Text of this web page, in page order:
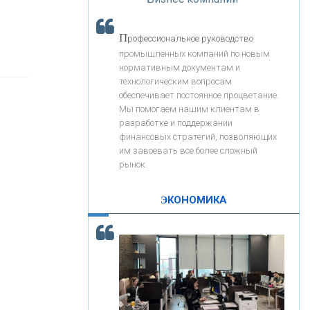
«РОСЕВРОБАНК»
«ПРЕСС-СЛУЖБА ВТБ24»
«АВТОГРАДБАНК»
КОНТАКТЫ
«Интервью»
Скорость - один из главных трендов в
кредитовании бизнеса - «Интервью»
Профессиональное руководство
промышленных компаний по новым
нормативным документам и
технологическим вопросам
обеспечивает постоянное процветание.
Мы помогаем нашим клиентам в
разработке и поддержании
финансовых стратегий, позволяющих
им завоевать все более сложный
рынок.
ЭКОНОМИКА